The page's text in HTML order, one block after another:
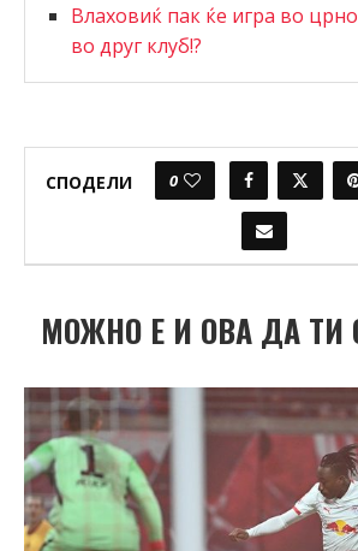
Влаховиќ пак ќе игра во
во друг клуб!?
СПОДЕЛИ 0
МОЖНО Е И ОВА ДА ТИ